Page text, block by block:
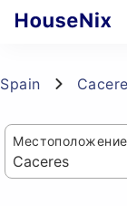
Spain
Местоположение